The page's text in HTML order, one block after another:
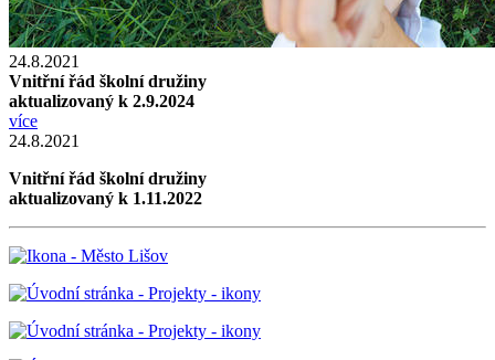
24.8.2021
Vnitřní řád školní družiny
aktualizovaný k 2.9.2024
více
24.8.2021
Vnitřní řád školní družiny
aktualizovaný k 1.11.2022